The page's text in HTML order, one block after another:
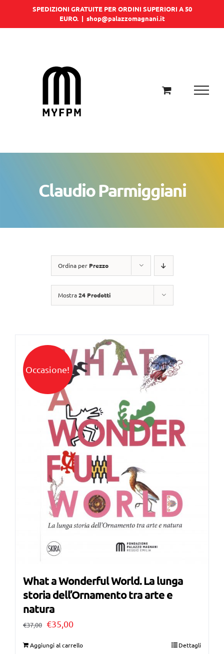
SPEDIZIONI GRATUITE PER ORDINI SUPERIORI A 50
EURO. | shop@palazzomagnani.it
Claudio Parmiggiani
Ordina per Prezzo
Mostra24 Prodotti
Occasione!
What a Wonderful World. La lunga
storia dell’Ornamento tra arte e
natura
€37,00 Il
€35,00Il
Aggiungi al carrello Dettagli